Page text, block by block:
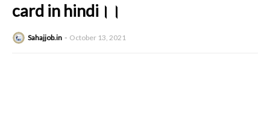
card in hindi।।
Sahajjob.in October 13, 2021